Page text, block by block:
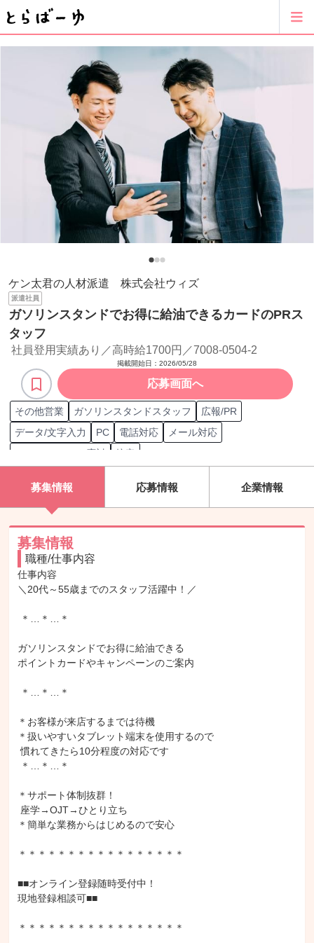
ケン太君の人材派遣 株式会社ウィズ
派遣社員
ガソリンスタンドでお得に給油できるカードのPRス
タッフ
社員登用実績あり／高時給1700円／7008-0504-2
掲載開始日： 2026/05/28
応募画面へ
その他営業 ガソリンスタンドスタッフ
広報/PR
データ/文字入力
PC 電話対応
メール対応
メール/チャット応対
接客
募集情報 応募情報 企業情報
募集情報
職種/仕事内容
仕事内容
＼20代～55歳までのスタッフ活躍中！／
ガソリンスタンドでお得に給油できる
ポイントカードやキャンペーンのご案内
＊お客様が来店するまでは待機
＊扱いやすいタブレット端末を使用するので
慣れてきたら10分程度の対応です
＊サポート体制抜群！
＊簡単な業務からはじめるので安心
＊＊＊＊＊＊＊＊＊＊＊＊＊＊＊＊＊
■■オンライン登録随時受付中！
現地登録相談可■■
＊＊＊＊＊＊＊＊＊＊＊＊＊＊＊＊＊